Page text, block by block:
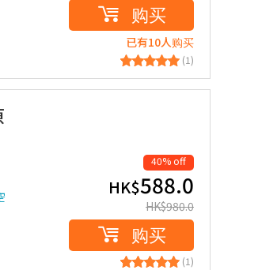
购买
已有10人购买
(1)
40% off
HK$588.0
HK$980.0
购买
(1)